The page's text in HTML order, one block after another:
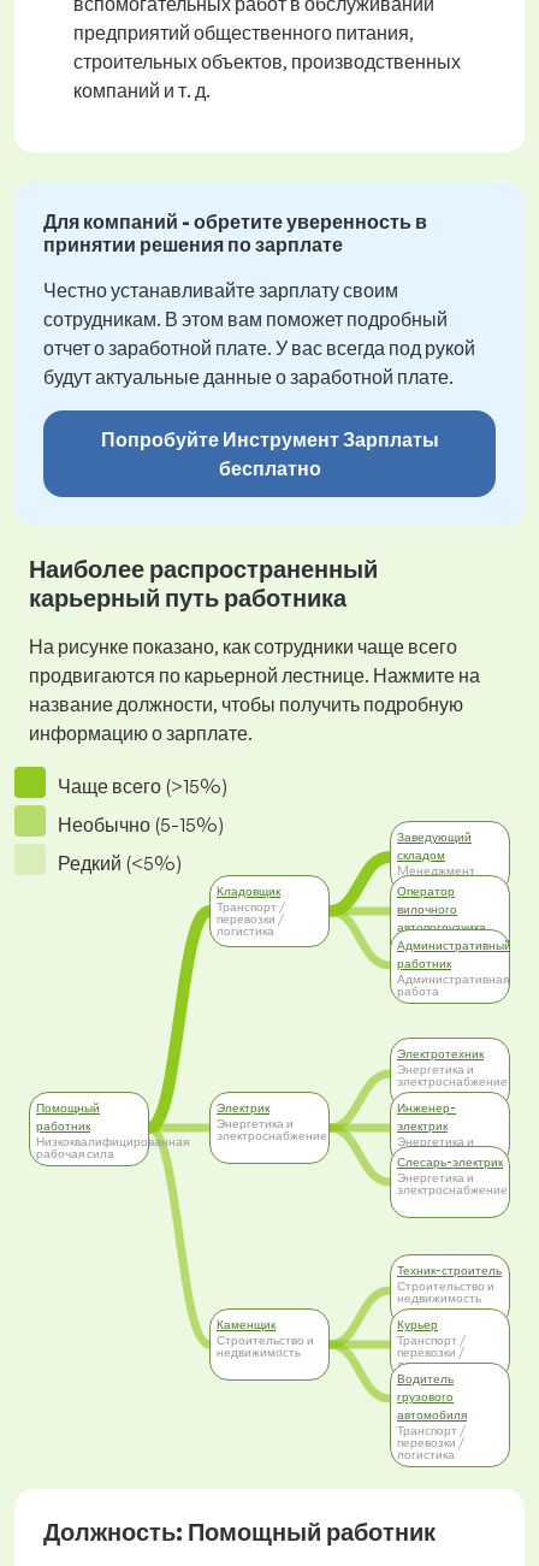
предприятий общественного питания,
строительных объектов, производственных
компаний и т. д.
Для компаний - обретите уверенность в
принятии решения по зарплате
Честно устанавливайте зарплату своим
сотрудникам. В этом вам поможет подробный
отчет о заработной плате. У вас всегда под рукой
будут актуальные данные о заработной плате.
Попробуйте Инструмент Зарплаты
бесплатно
Наиболее распространенный
карьерный путь работника
На рисунке показано, как сотрудники чаще всего
продвигаются по карьерной лестнице. Нажмите на
название должности, чтобы получить подробную
информацию о зарплате.
Чаще всего (>15%)
Необычно (5-15%)
Редкий (<5%)
Помощный
работник
Низкоквалифицированная
рабочая сила
Кладовщик
Транспорт /
перевозки /
логистика
Электрик
Энергетика и
электроснабжение
Каменщик
Строительство и
недвижимость
Заведующий
складом
Mенеджмент
Оператор
вилочного
автопогрузчика
Транспорт /
перевозки /
логистика
Административный
работник
Административная
работа
Электротехник
Энергетика и
электроснабжение
Инженер-
электрик
Энергетика и
электроснабжение
Слесарь-электрик
Энергетика и
электроснабжение
Техник-строитель
Строительство и
недвижимость
Курьер
Транспорт /
перевозки /
логистика
Водитель
грузового
автомобиля
Транспорт /
перевозки /
логистика
Должность: Помощный работник